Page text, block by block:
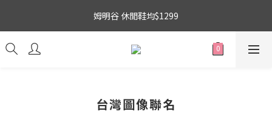
吉伊卡哇 新品上市88折+滿件贈零錢包(隨機)
姆明谷 休閒鞋均$1299
15
3
2
2
1
7
6
5
4
1
0
4
3
2
1
分
4
3
2
1
台灣圖像聯名